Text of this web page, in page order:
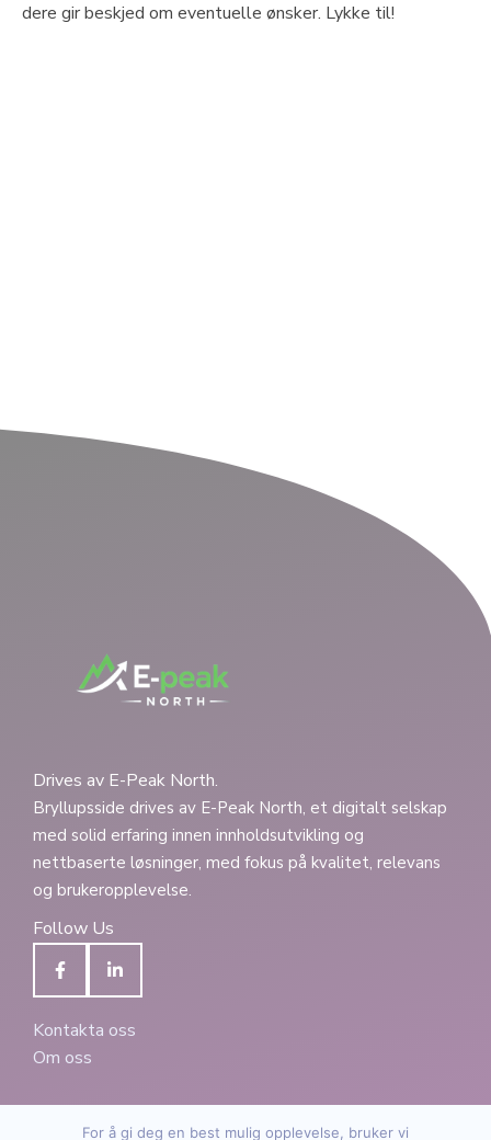
dere gir beskjed om eventuelle ønsker. Lykke til!
Drives av E-Peak North.
Bryllupsside drives av E-Peak North, et digitalt selskap
med solid erfaring innen innholdsutvikling og
nettbaserte løsninger, med fokus på kvalitet, relevans
og brukeropplevelse.
Follow Us
Kontakta oss
Om oss
For å gi deg en best mulig opplevelse, bruker vi